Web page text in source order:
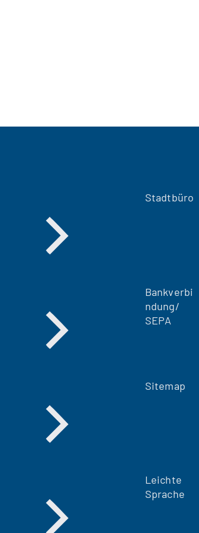
Stadtbüro
Bankverbi
ndung/
SEPA
Sitemap
Leichte
Sprache